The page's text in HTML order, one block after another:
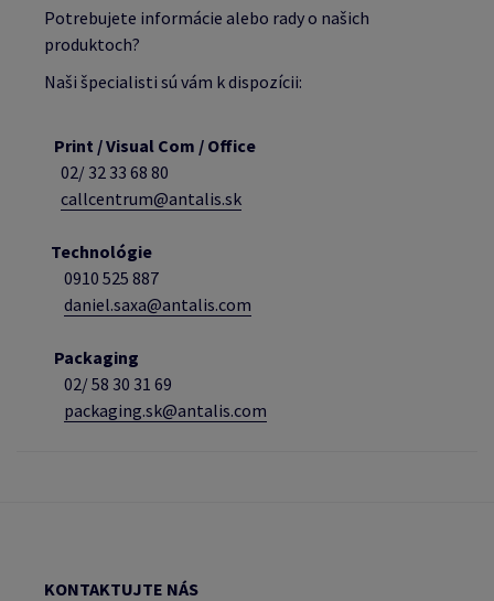
Potrebujete informácie alebo rady o našich
produktoch?
Naši špecialisti sú vám k dispozícii:
Print / Visual Com / Office
02/ 32 33 68 80
callcentrum@antalis.sk
Technológie
0910 525 887
daniel.saxa@antalis.com
Packaging
02/58 30 31 69
packaging.sk@antalis.com
KONTAKTUJTE NÁS